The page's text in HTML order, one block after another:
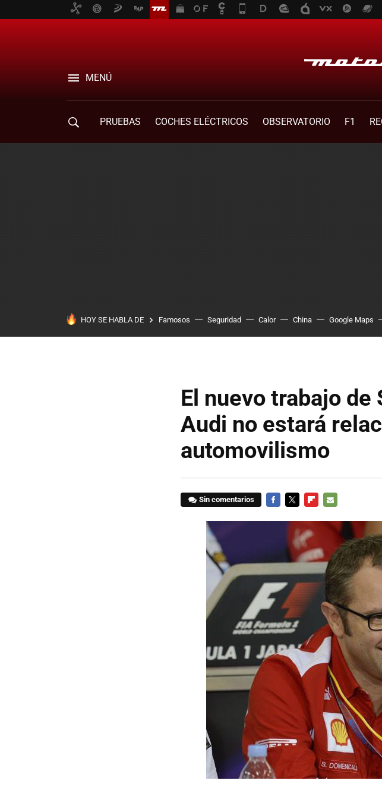
MENÚ
PRUEBAS COCHES ELÉCTRICOS OBSERVATORIO F1
HOY SE HABLA DE Famosos Seguridad Calor China Google Maps
El nuevo trabajo
Audi no estará
automovilismo
Sin comentarios
MAIL